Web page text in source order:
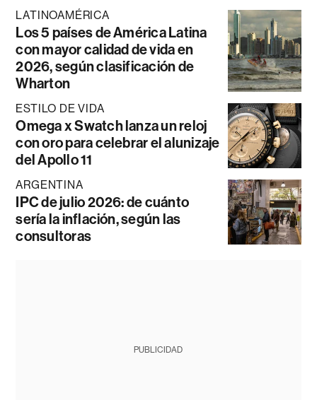
LATINOAMÉRICA
Los 5 países de América Latina
con mayor calidad de vida en
2026, según clasificación de
Wharton
ESTILO DE VIDA
Omega x Swatch lanza un reloj
con oro para celebrar el alunizaje
del Apollo 11
ARGENTINA
IPC de julio 2026: de cuánto
sería la inflación, según las
consultoras
PUBLICIDAD